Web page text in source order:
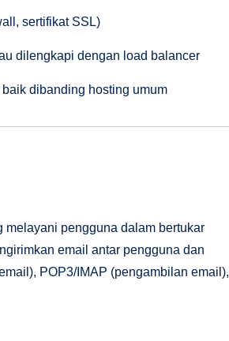
sertifikat SSL)
dilengkapi dengan load balancer
dibanding hosting umum
melayani pengguna dalam bertukar
email antar pengguna dan
POP3/IMAP (pengambilan email),